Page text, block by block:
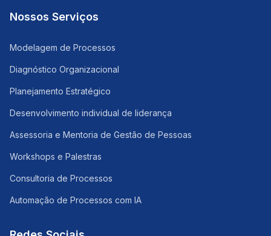
Nossos Serviços
Modelagem de Processos
Diagnóstico Organizacional
Planejamento Estratégico
Desenvolvimento individual de liderança
Assessoria e Mentoria de Gestão de Pessoas
Workshops e Palestras
Consultoria de Processos
Automação de Processos com IA